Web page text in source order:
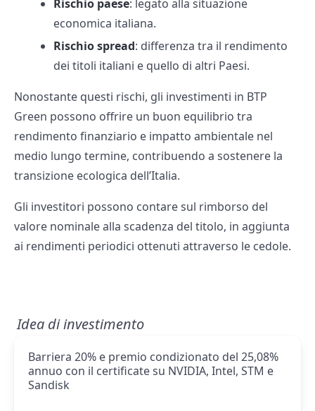
Rischio paese: legato alla situazione
economica italiana.
Rischio spread: differenza tra il rendimento
dei titoli italiani e quello di altri Paesi.
Nonostante questi rischi, gli investimenti in BTP
Green possono offrire un buon equilibrio tra
rendimento finanziario e impatto ambientale nel
medio lungo termine, contribuendo a sostenere la
transizione ecologica dell’Italia.
Gli investitori possono contare sul rimborso del
valore nominale alla scadenza del titolo, in aggiunta
ai rendimenti periodici ottenuti attraverso le cedole.
Idea di investimento
Barriera 20% e premio condizionato del 25,08%
annuo con il certificate su NVIDIA, Intel, STM e
Sandisk